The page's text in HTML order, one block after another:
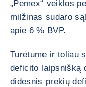
„Pemex“ veiklos
milžinas sudaro
apie 6 % BVP.
Turėtume ir toliau
deficito laipsnišką
didesnis prekių